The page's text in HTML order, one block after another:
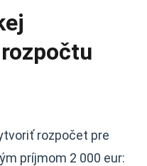
rozpočet pre
príjmom 2 000 eur: